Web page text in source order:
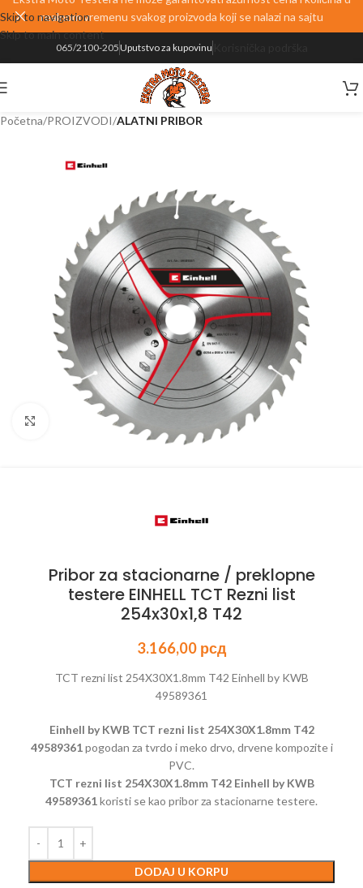
Skip to navigation
Skip to main content
realnom vremenu svakog proizvoda koji se nalazi na sajtu
065/2100-205Uputstvo za kupovinu
Početna PROIZVODI ALATNI PRIBOR
Kliknite za uvećanje
Pribor za stacionarne / preklopne
testere EINHELL TCT Rezni list
254x30x1,8 T42
3.166,00 рсд
TCT rezni list 254X30X1.8mm T42 Einhell by KWB
49589361
Einhell by KWB TCT rezni list 254X30X1.8mm T42
49589361pogodan za tvrdo i meko drvo, drvene kompozite i
PVC.
TCT rezni list 254X30X1.8mm T42 Einhell by KWB
49589361koristi se kao pribor za stacionarne testere.
DODAJ U KORPU